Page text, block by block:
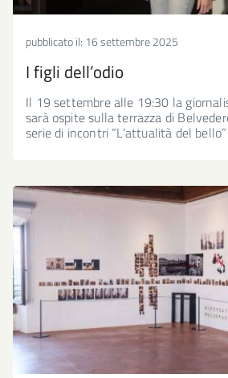
pubblicato il: 16 settembre 2025
I figli dell’odio
Il 19 settembre alle 19:30 la
sarà ospite sulla terrazza di
serie di incontri “L’attualità del bello”